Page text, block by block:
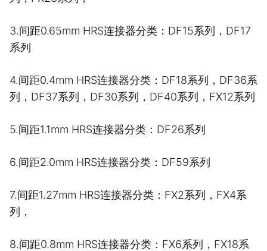
3.间距0.65mm HRS连接器分类：DF15系列，DF17
系列
4.间距0.4mm HRS连接器分类：DF18系列，DF36系
列，DF37系列，DF30系列，DF40系列，FX12系列
5.间距1.1mm HRS连接器分类：DF26系列
6.间距2.0mm HRS连接器分类：DF59系列
7.间距1.27mm HRS连接器分类：FX2系列，FX4系
列，
8.间距0.8mm HRS连接器分类：FX6系列，FX18系